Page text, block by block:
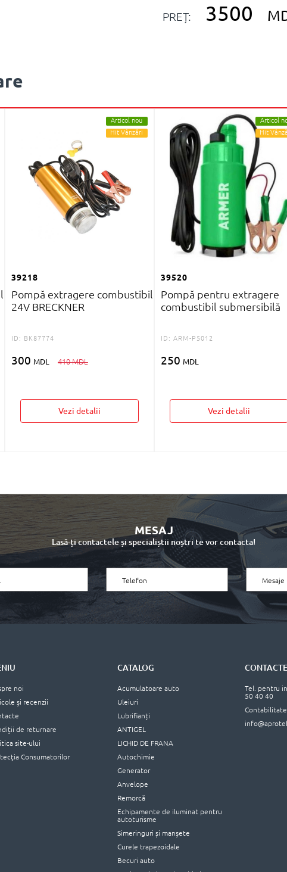
PREȚ: 3500
Articol nou
Hit Vânzări
39218
Pompă extragere combustibil
24V BRECKNER
ID: BK87774
300 MDL 410 MDL
Vezi detalii
Articol
Hit
39520
Pompă pentru extragere
combustibil submersibilă
ID: ARM-P5012
250 MDL
Vezi detalii
MESAJ
Lasă-ți contactele și specialiștii noștri te vor contacta!
noi
și recenzii
de returnare
site-ului
Consumatorilor
CATALOG
Acumulatoare auto
Uleiuri
Lubrifianți
ANTIGEL
LICHID DE FRANA
Autochimie
Generator
Anvelope
Remorcă
Echipamente de iluminat pentru
autoturisme
Simeringuri și manșete
Curele trapezoidale
Becuri auto
CONTACTE
Tel. pentru
50 40 40